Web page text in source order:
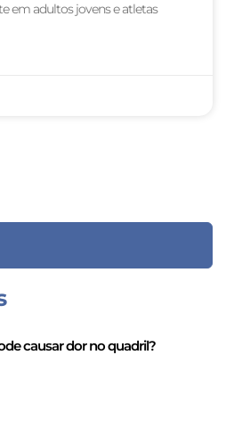
em adultos jovens e atletas
causar dor no quadril?